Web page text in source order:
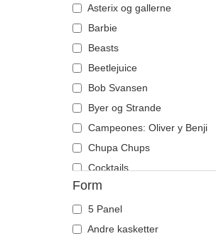
Hund
Ildflue
Kat
Ko
Krabbe
Krage
Kranie
Krokodille
Kylling
Labrador retriever
Løve
Løvinde
9SEVENTY
9TWENTY
A Frame
Casual Classic
E Frame
Open Back
Runner
The 90s
The Ball
The Retro
The Snap
The Trucker
Asterix og gallerne
Barbie
Beasts
Beetlejuice
Bob Svansen
Byer og Strande
Campeones: Oliver y Benji
Chupa Chups
Cocktails
DC Comics
Disney
Dragon Ball
Form
5 Panel
Andre kasketter